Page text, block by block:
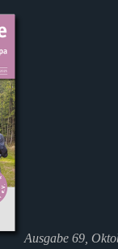
Ausgabe 69,